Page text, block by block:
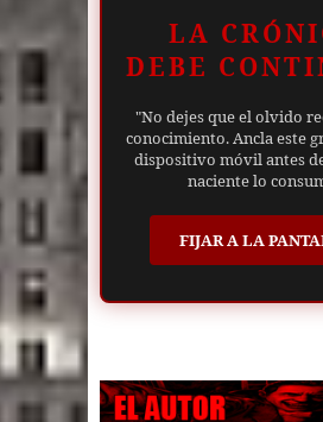
LA
DEBE
"No dejes que el olvido
conocimiento. Ancla este
dispositivo móvil antes
naciente lo
FIJAR A LA